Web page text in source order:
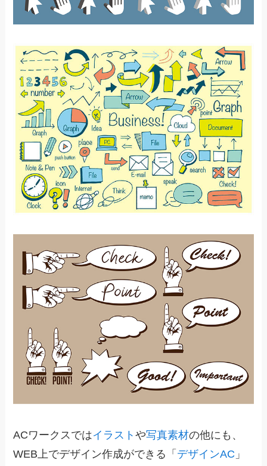
ACワークスではイラストや写真素材の他にも、
WEB上でデザイン作成ができる「 デザインAC 」